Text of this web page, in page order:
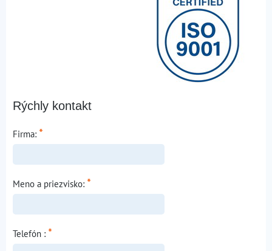
Rýchly kontakt
Firma: *
Meno a priezvisko: *
Telefón : *